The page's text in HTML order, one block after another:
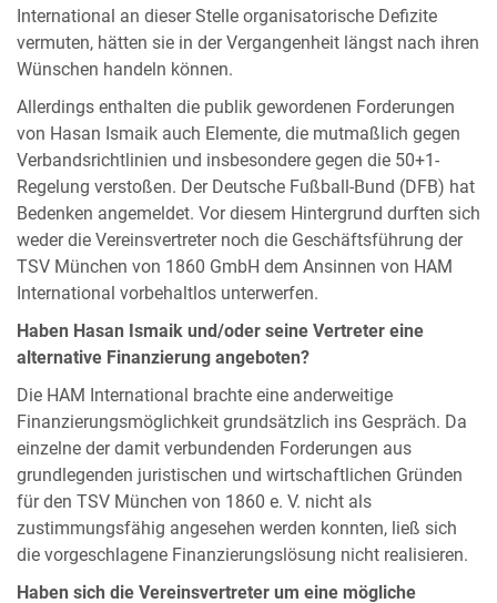
International an dieser Stelle organisatorische Defizite
vermuten, hätten sie in der Vergangenheit längst nach ihren
Wünschen handeln können.
Allerdings enthalten die publik gewordenen Forderungen
von Hasan Ismaik auch Elemente, die mutmaßlich gegen
Verbandsrichtlinien und insbesondere gegen die 50+1-
Regelung verstoßen. Der Deutsche Fußball-Bund (DFB) hat
Bedenken angemeldet. Vor diesem Hintergrund durften sich
weder die Vereinsvertreter noch die Geschäftsführung der
TSV München von 1860 GmbH dem Ansinnen von HAM
International vorbehaltlos unterwerfen.
Haben Hasan Ismaik und/oder seine Vertreter eine
alternative Finanzierung angeboten?
Die HAM International brachte eine anderweitige
Finanzierungsmöglichkeit grundsätzlich ins Gespräch. Da
einzelne der damit verbundenden Forderungen aus
grundlegenden juristischen und wirtschaftlichen Gründen
für den TSV München von 1860 e. V. nicht als
zustimmungsfähig angesehen werden konnten, ließ sich
die vorgeschlagene Finanzierungslösung nicht realisieren.
Haben sich die Vereinsvertreter um eine mögliche